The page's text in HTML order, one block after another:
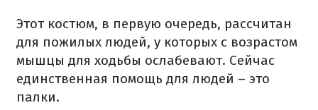
Этот костюм, в первую очередь, рассчитан
для пожилых людей, у которых с возрастом
мышцы для ходьбы ослабевают. Сейчас
единственная помощь для людей – это
палки.